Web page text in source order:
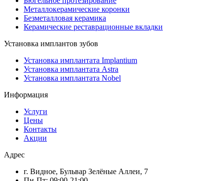
Металлокерамические коронки
Безметалловая керамика
Керамические реставрационные вкладки
Установка имплантов зубов
Установка имплантата Implantium
Установка имплантата Astra
Установка имплантата Nobel
Информация
Услуги
Цены
Контакты
Акции
Адрес
г. Видное, Бульвар Зелёные Аллеи, 7